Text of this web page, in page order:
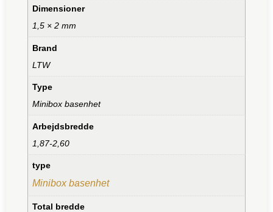
Dimensioner
1,5 × 2 mm
Brand
LTW
Type
Minibox basenhet
Arbejdsbredde
1,87-2,60
type
Minibox basenhet
Total bredde